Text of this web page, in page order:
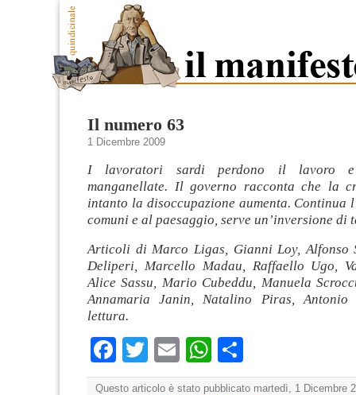
Il numero 63
1 Dicembre 2009
I lavoratori sardi perdono il lavoro e
manganellate. Il governo racconta che la
intanto la disoccupazione aumenta. Continua
comuni e al paesaggio, serve un’inversione di
Articoli di Marco Ligas, Gianni Loy, Alfonso
Deliperi, Marcello Madau, Raffaello Ugo,
Alice Sassu, Mario Cubeddu, Manuela
Annamaria Janin, Natalino Piras, Antonio
lettura.
Facebook
TwitterEmailWhatsApp
Questo articolo è stato pubblicato martedì, 1 Dicembre